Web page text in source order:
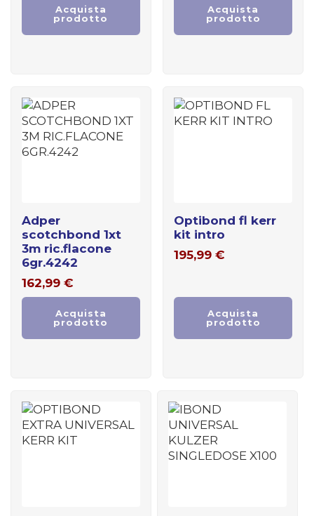
Acquista
prodotto
Acquista
prodotto
adper
scotchbond 1xt
3m ric.flacone
6gr.4242
162,99 €
Acquista
prodotto
optibond fl kerr
kit intro
195,99 €
Acquista
prodotto